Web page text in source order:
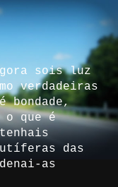
sois luz
verdadeiras
que é
das
as